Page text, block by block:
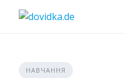
НАВЧАННЯ